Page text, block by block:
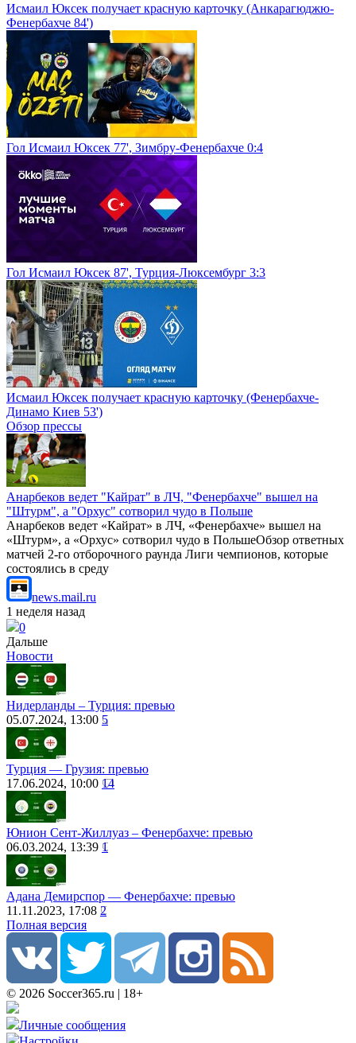
Исмаил Юксек получает красную карточку (Анкарагюджю-
Фенербахче 84')
Гол Исмаил Юксек 77', Зимбру-Фенербахче 0:4
Гол Исмаил Юксек 87', Турция-Люксембург 3:3
Исмаил Юксек получает красную карточку (Фенербахче-
Динамо Киев 53')
Обзор прессы
Анарбеков ведет "Кайрат" в ЛЧ, "Фенербахче" вышел на
"Штурм", а "Орхус" сотворил чудо в Польше
Анарбеков ведет «Кайрат» в ЛЧ, «Фенербахче» вышел на
«Штурм», а «Орхус» сотворил чудо в ПольшеОбзор ответных
матчей 2-го отборочного раунда Лиги чемпионов, которые
состоялись в среду
news.mail.ru
1 неделя назад
0
Дальше
Новости
Нидерланды – Турция: превью
05.07.2024, 13:00 5
Турция ― Грузия: превью
17.06.2024, 10:00 14
Юнион Сент-Жиллуаз – Фенербахче: превью
06.03.2024, 13:39 1
Адана Демирспор ― Фенербахче: превью
11.11.2023, 17:08 2
Полная версия
© 2026 Soccer365.ru | 18+
Личные сообщения